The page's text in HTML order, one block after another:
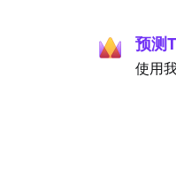
预测
使用